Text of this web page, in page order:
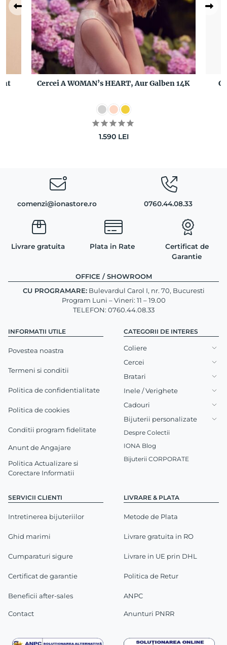
Cercei A WOMAN’s HEART, Aur Galben 14K
1.590 LEI
comenzi@ionastore.ro 0760.44.08.33
Livrare gratuita Plata in Rate
Certificat de
Garantie
INFORMATII UTILE
Povestea noastra
Termeni si conditii
Politica de confidentialitate
Politica de cookies
Conditii program fidelitate
Anunt de Angajare
Politica Actualizare si
Corectare Informatii
SERVICII CLIENTI
Intretinerea bijuteriilor
Ghid marimi
Cumparaturi sigure
Certificat de garantie
Beneficii after-sales
Contact
LIVRARE & PLATA
Metode de Plata
Livrare gratuita in RO
Livrare in UE prin DHL
Politica de Retur
ANPC
Anunturi PNRR
OFFICE / SHOWROOM
CU PROGRAMARE:Bulevardul Carol I, nr. 70, Bucuresti
Program Luni – Vineri: 11 – 19.00
TELEFON: 0760.44.08.33
CATEGORII DE INTERES
Coliere
Cercei
Bratari
Inele / Verighete
Cadouri
Bijuterii personalizate
Despre Colectii
IONA Blog
Bijuterii CORPORATE